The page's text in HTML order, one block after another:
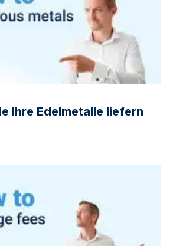
Ihre Edelmetalle liefern